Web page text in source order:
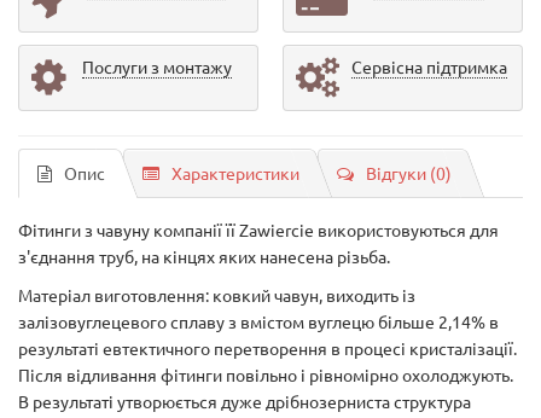
Послуги з монтажу Сервісна підтримка
Опис Характеристики Відгуки (0)
Фітинги з чавуну компанії її Zawiercie використовуються для
з'єднання труб, на кінцях яких нанесена різьба.
Матеріал виготовлення: ковкий чавун, виходить із
залізовуглецевого сплаву з вмістом вуглецю більше 2,14% в
результаті евтектичного перетворення в процесі кристалізації.
Після відливання фітинги повільно і рівномірно охолоджують.
В результаті утворюється дуже дрібнозерниста структура